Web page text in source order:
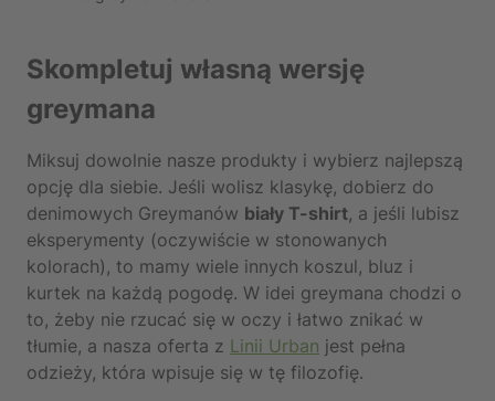
Skompletuj własną wersję
greymana
Miksuj dowolnie nasze produkty i wybierz najlepszą
opcję dla siebie. Jeśli wolisz klasykę, dobierz do
denimowych Greymanów biały T-shirt, a jeśli lubisz
eksperymenty (oczywiście w stonowanych
kolorach), to mamy wiele innych koszul, bluz i
kurtek na każdą pogodę. W idei greymana chodzi o
to, żeby nie rzucać się w oczy i łatwo znikać w
tłumie, a nasza oferta z Linii Urban jest pełna
odzieży, która wpisuje się w tę filozofię.